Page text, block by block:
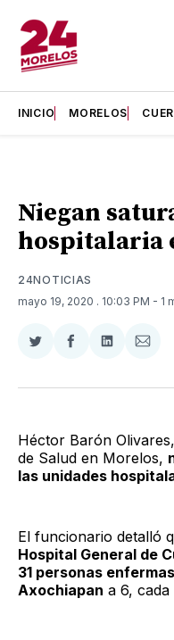
INICIO MORELOS
Niegan
hospitalaria
24NOTICIAS
mayo 19, 2020 . 10:03 PM - 1
Compartir
Twitter
Compartir
Facebook
Compartir
LinkedIn
Héctor Barón
de Salud en Morelos,
las unidades
El funcionario detalló
Hospital General de
31 personas enfermas
Axochiapan a 6, cada